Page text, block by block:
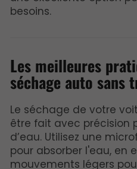
besoins.
Les meilleures
séchage auto sans
Le séchage de votre
être fait avec précision
d’eau. Utilisez une
pour absorber l'eau, en
mouvements légers